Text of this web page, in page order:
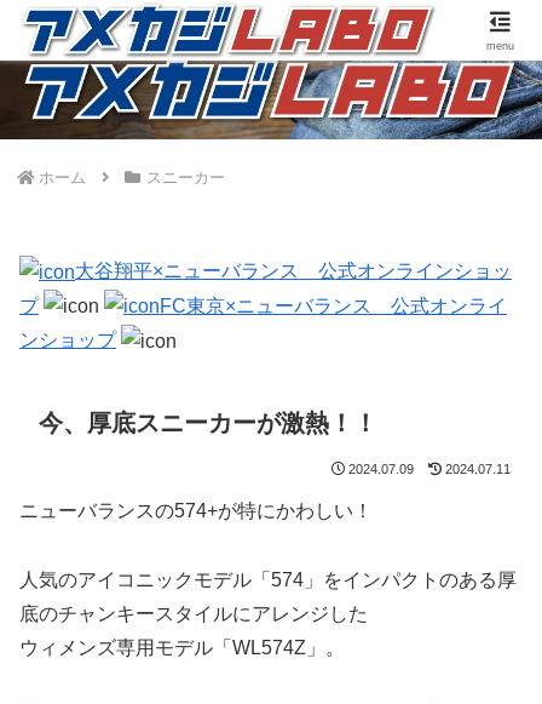
アメカジファッションに合うファッションアイテムのご紹介です。
ホーム スニーカー
大谷翔平×ニューバランス 公式オンラインショッ
プ
FC東京×ニューバランス 公式オンライ
ンショップ
今、厚底スニーカーが激熱！！
2024.07.09 2024.07.11
ニューバランスの574+が特にかわしい！
人気のアイコニックモデル「574」をインパクトのある厚
底のチャンキースタイルにアレンジした
ウィメンズ専用モデル「WL574Z」。
menu